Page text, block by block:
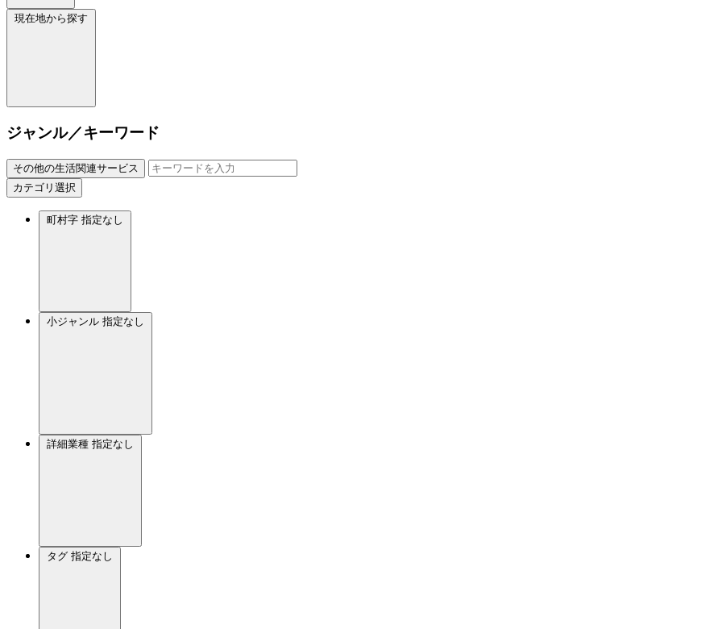
現在地から探す
ジャンル／キーワード
その他の生活関連サービス
カテゴリ選択
町村字 指定なし
小ジャンル 指定なし
詳細業種 指定なし
タグ 指定なし